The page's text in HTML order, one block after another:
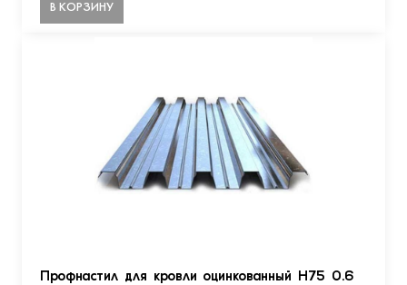
В КОРЗИНУ
Профнастил для кровли оцинкованный Н75 0.6